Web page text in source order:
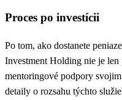
Proces po investícii
Po tom, ako dostanete
Investment Holding nie je
mentoringové podpory
detaily o rozsahu týchto